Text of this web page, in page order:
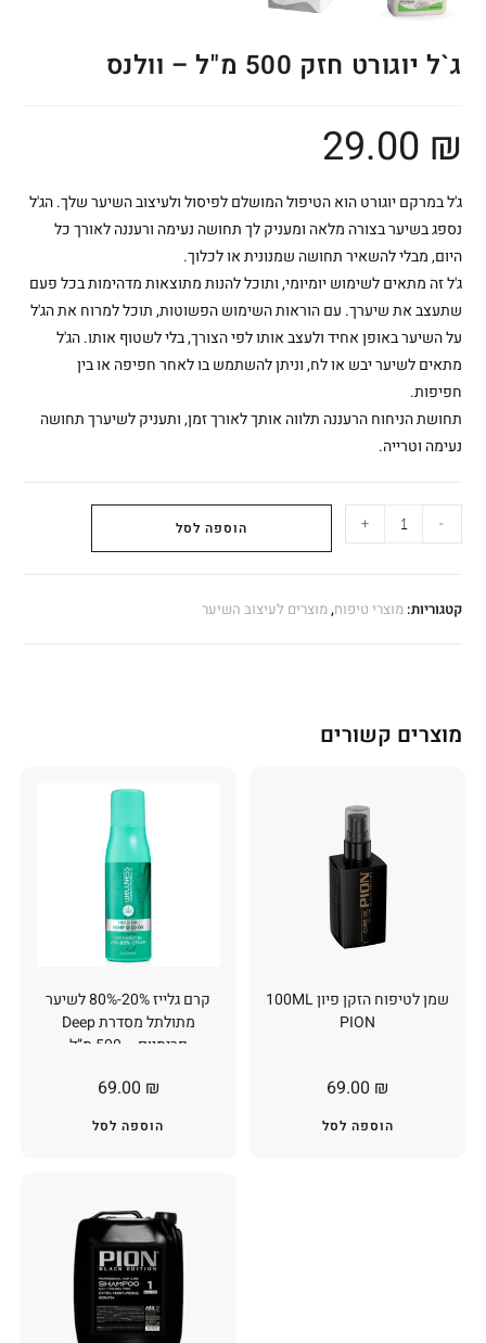
ג`ל יוגורט חזק 500 מ"ל – וולנס
29.00 ₪
ג'ל במרקם יוגורט הוא הטיפול המושלם לפיסול ולעיצוב השיער שלך. הג'ל
נספג בשיער בצורה מלאה ומעניק לך תחושה נעימה ורעננה לאורך כל
היום, מבלי להשאיר תחושה שמנונית או לכלוך.
ג'ל זה מתאים לשימוש יומיומי, ותוכל להנות מתוצאות מדהימות בכל פעם
שתעצב את שיערך. עם הוראות השימוש הפשוטות, תוכל למרוח את הג'ל
על השיער באופן אחיד ולעצב אותו לפי הצורך, בלי לשטוף אותו. הג'ל
מתאים לשיער יבש או לח, וניתן להשתמש בו לאחר חפיפה או בין
חפיפות.
תחושת הניחוח הרעננה תלווה אותך לאורך זמן, ותעניק לשיערך תחושה
נעימה וטרייה.
-
+ הוספה לסל
קטגוריות:מוצרי טיפוח,מוצרים לעיצוב השיער
מוצרים קשורים
קרם גלייז 20%-80% לשיער
מתולתל מסדרת Deep
פרימיום – 500 מ”ל
69.00 ₪
הוספה לסל
שמן לטיפוח הזקן פיון 100ML
PION
69.00 ₪
הוספה לסל